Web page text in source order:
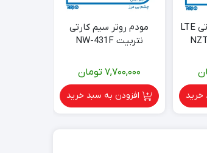
مودم روتر سیم کارتی LTE
خرید
مودم روتر سیم کارتی
نتربیت NW-431F
7,700,000 تومان
افزودن به سبد خرید